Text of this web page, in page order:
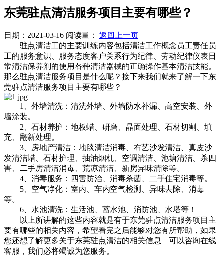
东莞驻点清洁服务项目主要有哪些？
日期：2021-03-16 阅读量：
返回上一页
驻点清洁工的主要训练内容包括清洁工作概念员工责任员
工的服务意识、服务态度客户关系行为纪律、劳动纪律仪表日
常清洁保养剂的使用各种清洁器械的正确操作基本清洁技能。
那么驻点清洁服务项目是什么呢？接下来我们就来了解一下东
莞驻点清洁服务项目主要有哪些？
1、外墙清洗：清洗外墙、外墙防水补漏、高空安装、外
墙涂装。
2、石材养护：地板蜡、研磨、晶面处理、石材切割、填
充、翻新处理。
3、房地产清洁：地毯清洁消毒、布艺沙发清洁、真皮沙
发清洁蜡、石材护理、抽油烟机、空调清洁、池塘清洁、杀四
害、二手房清洁消毒、荒凉清洁、新房异味清除等。
4、消毒服务：四害防治、消毒杀菌、二手住宅消毒等。
5、空气净化：室内、车内空气检测、异味去除、消毒
等。
6、水池清洗：生活池、蓄水池、消防池、水塔等！
以上所讲解的这些内容就是有于东莞驻点清洁服务项目主
要有哪些的相关内容，希望看完之后能够对您有所帮助，如果
您还想了解更多关于东莞驻点清洁的相关信息，可以咨询在线
客服，我们必将竭诚为您服务。